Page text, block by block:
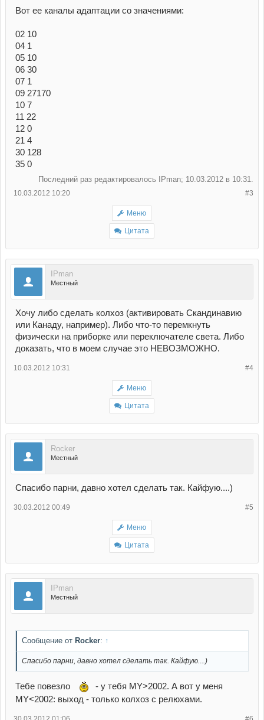
Вот ее каналы адаптации со значениями:
02 10
04 1
05 10
06 30
07 1
09 27170
10 7
11 22
12 0
21 4
30 128
35 0
Последний раз редактировалось IPman; 10.03.2012 в 10:31.
#3
10.03.2012 10:20
Меню
Цитата
IPman
Местный
Хочу либо сделать колхоз (активировать Скандинавию
или Канаду, например). Либо что-то перемкнуть
физически на приборке или переключателе света. Либо
доказать, что в моем случае это НЕВОЗМОЖНО.
#4
10.03.2012 10:31
Меню
Цитата
Rocker
Местный
Спасибо парни, давно хотел сделать так. Кайфую....)
#5
30.03.2012 00:49
Меню
Цитата
IPman
Местный
Сообщение от Rocker: ↑
Спасибо парни, давно хотел сделать так. Кайфую....)
Тебе повезло
- у тебя MY>2002. А вот у меня
MY<2002: выход - только колхоз с релюхами.